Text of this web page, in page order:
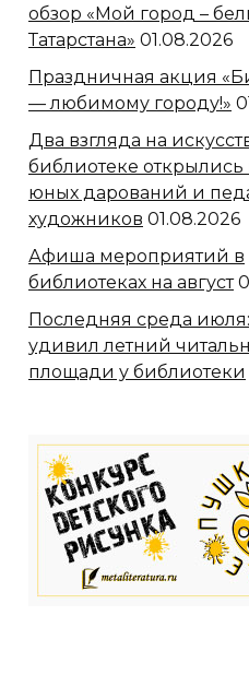
обзор «Мой город –
Татарстана» 01.08.2026
Праздничная акция
— любимому городу!»
Два взгляда на
библиотеке открылись
юных дарований и
художников 01.08.2026
Афиша мероприятий в
библиотеках на август
Последняя среда
удивил летний
площади у библиотеки